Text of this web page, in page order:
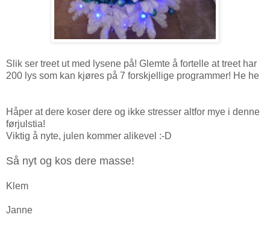
Slik ser treet ut med lysene på! Glemte å fortelle at treet har
200 lys som kan kjøres på 7 forskjellige programmer! He he
Håper at dere koser dere og ikke stresser altfor mye i denne
førjulstia!
Viktig å nyte, julen kommer alikevel :-D
Så nyt og kos dere masse!
Klem
Janne